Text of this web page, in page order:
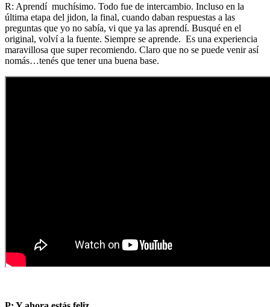
R: Aprendí muchísimo. Todo fue de intercambio. Incluso en la
última etapa del jidon, la final, cuando daban respuestas a las
preguntas que yo no sabía, vi que ya las aprendí. Busqué en el
original, volví a la fuente. Siempre se aprende. Es una experiencia
maravillosa que super recomiendo. Claro que no se puede venir así
nomás…tenés que tener una buena base.